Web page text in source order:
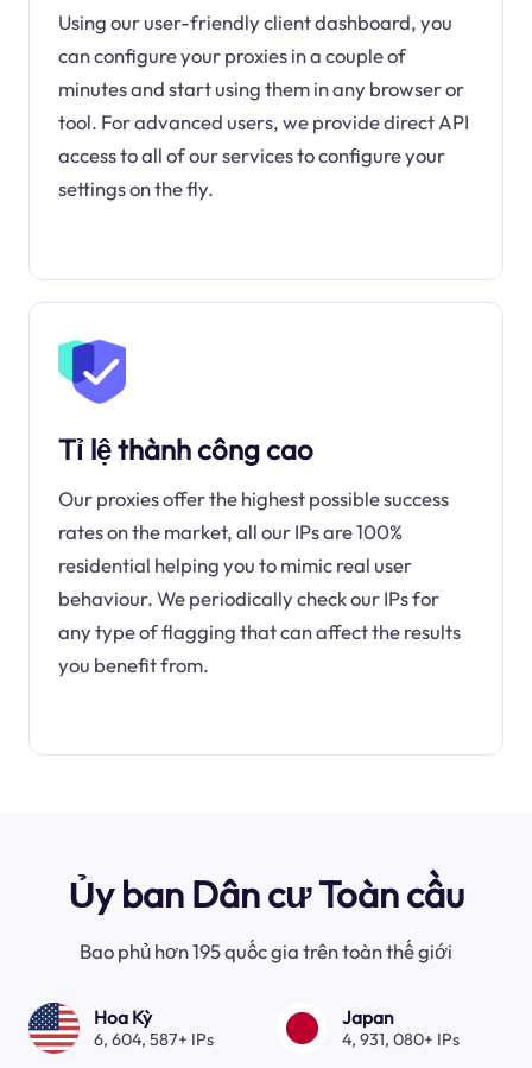
Using our user-friendly client dashboard, you
can configure your proxies in a couple of
minutes and start using them in any browser or
tool. For advanced users, we provide direct API
access to all of our services to configure your
settings on the fly.
Tỉ lệ thành công cao
Our proxies offer the highest possible success
rates on the market, all our IPs are 100%
residential helping you to mimic real user
behaviour. We periodically check our IPs for
any type of flagging that can affect the results
you benefit from.
Ủy ban Dân cư Toàn cầu
Bao phủ hơn 195 quốc gia trên toàn thế giới
Hoa Kỳ
6, 604, 587+ IPs
Japan
4, 931, 080+ IPs